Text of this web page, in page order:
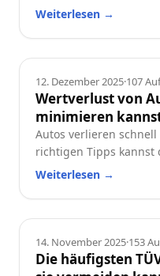
und worauf du beim
Weiterlesen →
Ratgeber
12. Dezember 2025·107
Wertverlust von
minimieren
Autos verlieren
richtigen Tipps kannst
reduzieren. Erfahre,
wertstabil hältst.
Weiterlesen →
Ratgeber
14. November 2025·153
Die häufigsten